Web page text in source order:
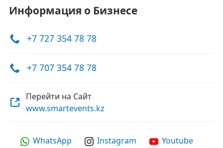
Информация о Бизнесе
+7 727 354 78 78
+7 707 354 78 78
Перейти на Сайт
www.smartevents.kz
WhatsApp Instagram
Youtube